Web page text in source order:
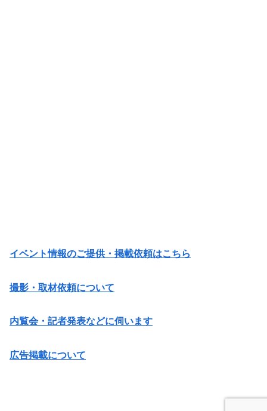
イベント情報のご提供・掲載依頼はこちら
撮影・取材依頼について
内覧会・記者発表などに伺います
広告掲載について